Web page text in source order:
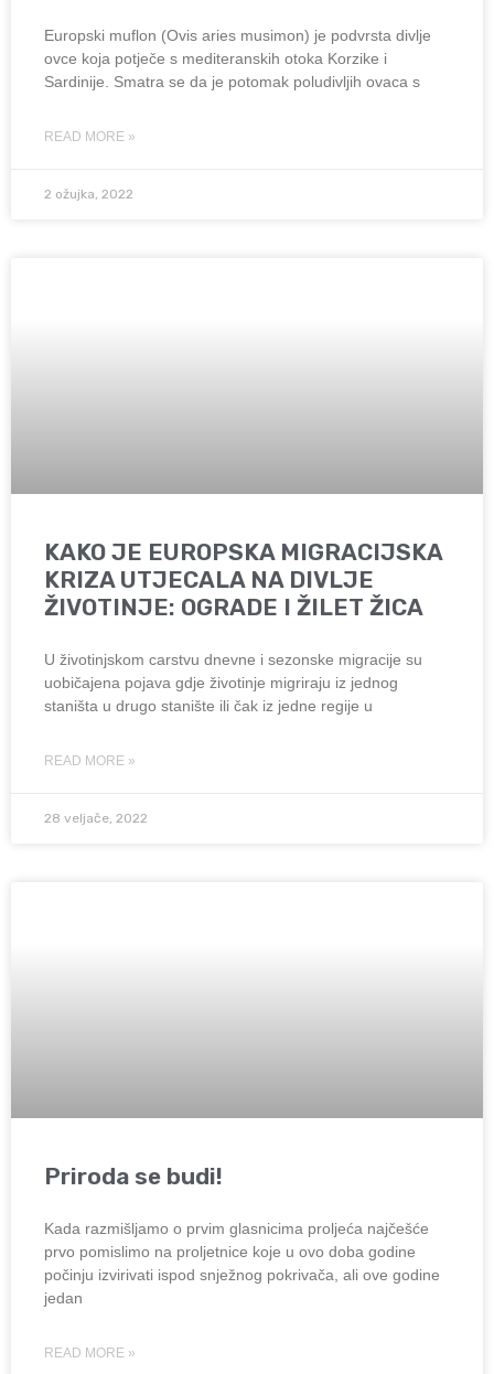
Europski muflon (Ovis aries musimon) je podvrsta divlje
ovce koja potječe s mediteranskih otoka Korzike i
Sardinije. Smatra se da je potomak poludivljih ovaca s
READ MORE »
2 ožujka, 2022
KAKO JE EUROPSKA MIGRACIJSKA
KRIZA UTJECALA NA DIVLJE
ŽIVOTINJE: OGRADE I ŽILET ŽICA
U životinjskom carstvu dnevne i sezonske migracije su
uobičajena pojava gdje životinje migriraju iz jednog
staništa u drugo stanište ili čak iz jedne regije u
READ MORE »
28 veljače, 2022
Priroda se budi!
Kada razmišljamo o prvim glasnicima proljeća najčešće
prvo pomislimo na proljetnice koje u ovo doba godine
počinju izvirivati ispod snježnog pokrivača, ali ove godine
jedan
READ MORE »